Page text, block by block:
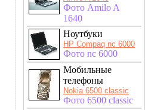
Фото Amilo A
1640
Ноутбуки
HP Compaq nc 6000
Фото nc 6000
Мобильные
телефоны
Nokia 6500 classic
Фото 6500 classic